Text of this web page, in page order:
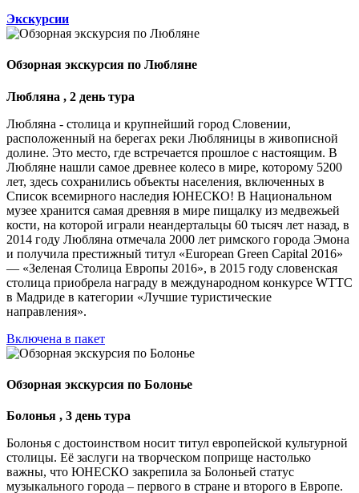
Экскурсии
Обзорная экскурсия по Любляне
Любляна , 2 день тура
Любляна - столица и крупнейший город Словении,
расположенный на берегах реки Любляницы в живописной
долине. Это место, где встречается прошлое с настоящим. В
Любляне нашли самое древнее колесо в мире, которому 5200
лет, здесь сохранились объекты населения, включенных в
Список всемирного наследия ЮНЕСКО! В Национальном
музее хранится самая древняя в мире пищалку из медвежьей
кости, на которой играли неандертальцы 60 тысяч лет назад, в
2014 году Любляна отмечала 2000 лет римского города Эмона
и получила престижный титул «European Green Capital 2016»
— «Зеленая Столица Европы 2016», в 2015 году словенская
столица приобрела награду в международном конкурсе WTTC
в Мадриде в категории «Лучшие туристические
направления».
Включена в пакет
Обзорная экскурсия по Болонье
Болонья , 3 день тура
Болонья с достоинством носит титул европейской культурной
столицы. Её заслуги на творческом поприще настолько
важны, что ЮНЕСКО закрепила за Болоньей статус
музыкального города – первого в стране и второго в Европе.